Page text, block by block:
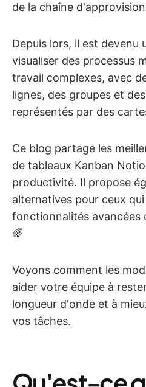
de la chaîne
Depuis lors, il est devenu
visualiser des processus
travail complexes, avec
lignes, des groupes et
représentés par des
Ce blog partage les
de tableaux Kanban
productivité. Il propose
alternatives pour ceux
fonctionnalités avancées
🌈
Voyons comment les
aider votre équipe à
longueur d'onde et à
vos tâches.